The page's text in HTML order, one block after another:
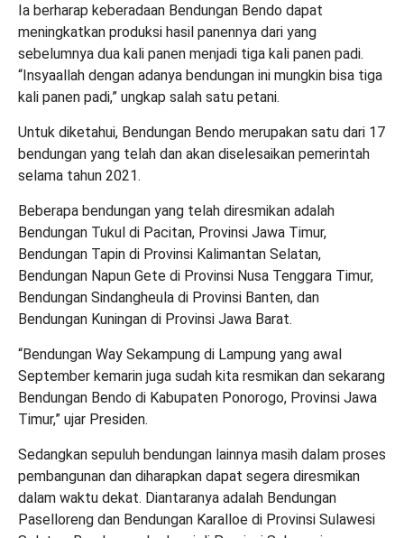
Ia berharap keberadaan Bendungan Bendo dapat
meningkatkan produksi hasil panennya dari yang
sebelumnya dua kali panen menjadi tiga kali panen padi.
“Insyaallah dengan adanya bendungan ini mungkin bisa tiga
kali panen padi,” ungkap salah satu petani.
Untuk diketahui, Bendungan Bendo merupakan satu dari 17
bendungan yang telah dan akan diselesaikan pemerintah
selama tahun 2021.
Beberapa bendungan yang telah diresmikan adalah
Bendungan Tukul di Pacitan, Provinsi Jawa Timur,
Bendungan Tapin di Provinsi Kalimantan Selatan,
Bendungan Napun Gete di Provinsi Nusa Tenggara Timur,
Bendungan Sindangheula di Provinsi Banten, dan
Bendungan Kuningan di Provinsi Jawa Barat.
“Bendungan Way Sekampung di Lampung yang awal
September kemarin juga sudah kita resmikan dan sekarang
Bendungan Bendo di Kabupaten Ponorogo, Provinsi Jawa
Timur,” ujar Presiden.
Sedangkan sepuluh bendungan lainnya masih dalam proses
pembangunan dan diharapkan dapat segera diresmikan
dalam waktu dekat. Diantaranya adalah Bendungan
Paselloreng dan Bendungan Karalloe di Provinsi Sulawesi